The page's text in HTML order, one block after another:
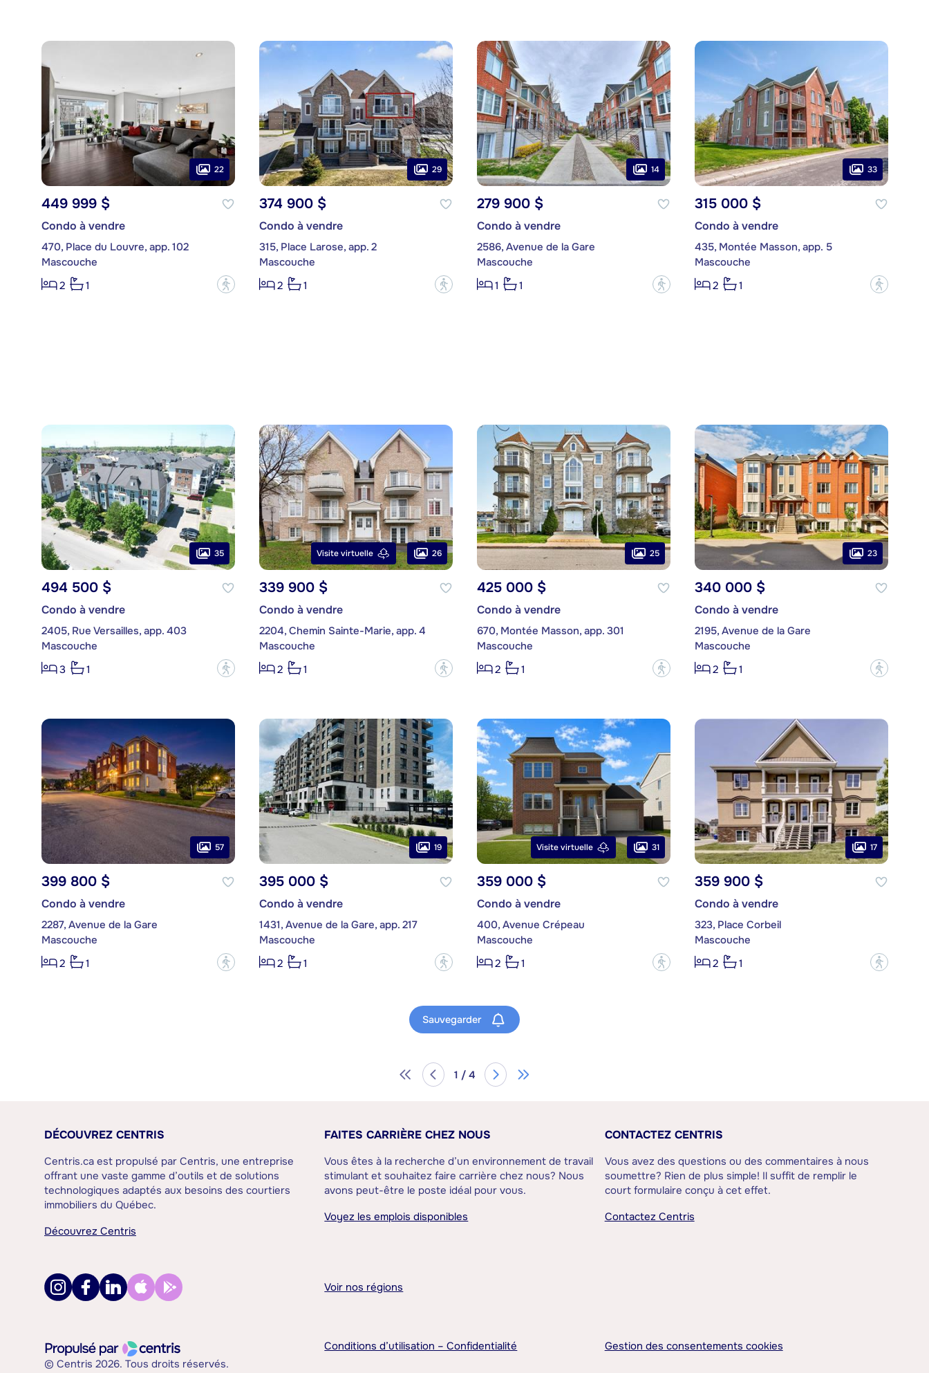
22
449 999 $
Condo à vendre
470, Place du Louvre, app. 102
Mascouche
2
1 ?
29
374 900 $
Condo à vendre
315, Place Larose, app. 2
Mascouche
2
1 ?
14
279 900 $
Condo à vendre
2586, Avenue de la Gare
Mascouche
1
1 ?
33
315 000 $
Condo à vendre
435, Montée Masson, app. 5
Mascouche
2
1 ?
35
494 500 $
Condo à vendre
2405, Rue Versailles, app. 403
Mascouche
3
1 ?
Visite virtuelle 26
339 900 $
Condo à vendre
2204, Chemin Sainte-Marie, app. 4
Mascouche
2
1 ?
25
425 000 $
Condo à vendre
670, Montée Masson, app. 301
Mascouche
2
1 ?
23
340 000 $
Condo à vendre
2195, Avenue de la Gare
Mascouche
2
1 ?
57
399 800 $
Condo à vendre
2287, Avenue de la Gare
Mascouche
2
1 ?
19
395 000 $
Condo à vendre
1431, Avenue de la Gare, app. 217
Mascouche
2
1 ?
Visite virtuelle 31
359 000 $
Condo à vendre
400, Avenue Crépeau
Mascouche
2
1 ?
17
359 900 $
Condo à vendre
323, Place Corbeil
Mascouche
2
1 ?
Sauvegarder
1 / 4
DÉCOUVREZ CENTRIS
Centris.ca est propulsé par Centris, une entreprise
offrant une vaste gamme d’outils et de solutions
technologiques adaptés aux besoins des courtiers
immobiliers du Québec.
Découvrez Centris
FAITES CARRIÈRE CHEZ NOUS
Vous êtes à la recherche d’un environnement de travail
stimulant et souhaitez faire carrière chez nous? Nous
avons peut-être le poste idéal pour vous.
Voyez les emplois disponibles
CONTACTEZ CENTRIS
Vous avez des questions ou des commentaires à nous
soumettre? Rien de plus simple! Il suffit de remplir le
court formulaire conçu à cet effet.
Contactez Centris
Voir nos régions
© Centris 2026. Tous droits réservés.
Conditions d’utilisation – Confidentialité Gestion des consentements cookies